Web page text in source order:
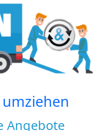
Angebote